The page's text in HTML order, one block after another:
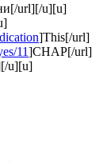
url][/u][u]
]This[/url]
11]CHAP[/url]
u][u]